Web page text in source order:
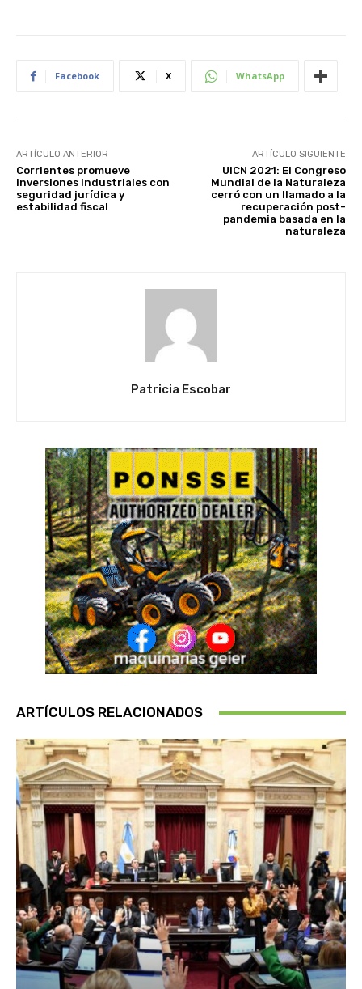
Facebook X WhatsApp
ARTÍCULO ANTERIOR
Corrientes promueve
inversiones industriales con
seguridad jurídica y
estabilidad fiscal
ARTÍCULO SIGUIENTE
UICN 2021: El Congreso
Mundial de la Naturaleza
cerró con un llamado a la
recuperación post-
pandemia basada en la
naturaleza
Patricia Escobar
ARTÍCULOS RELACIONADOS